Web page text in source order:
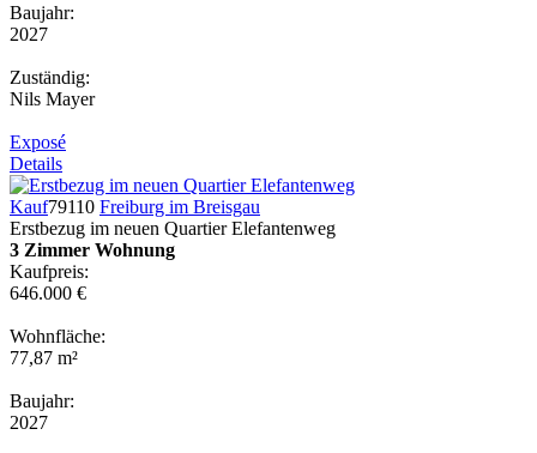
Baujahr:
2027
Zuständig:
Nils Mayer
Exposé
Details
Kauf79110 Freiburg im Breisgau
Erstbezug im neuen Quartier Elefantenweg
3 Zimmer Wohnung
Kaufpreis:
646.000 €
Wohnfläche:
77,87 m²
Baujahr:
2027